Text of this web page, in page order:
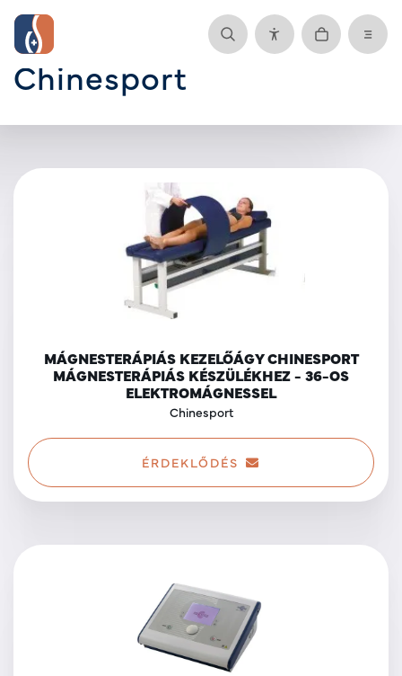
Chinesport
MÁGNESTERÁPIÁS KEZELŐÁGY CHINESPORT
MÁGNESTERÁPIÁS KÉSZÜLÉKHEZ - 36-OS
ELEKTROMÁGNESSEL
Chinesport
ÉRDEKLŐDÉS